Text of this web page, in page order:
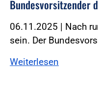
Bundesvorsitzender
06.11.2025 | Nach
sein. Der
Weiterlesen